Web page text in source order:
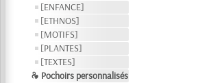
[ENFANCE]
[ETHNOS]
[MOTIFS]
[PLANTES]
[TEXTES]
❧ Pochoirs personnalisés